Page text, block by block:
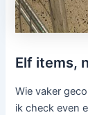
Elf items,
Wie vaker
ik check even